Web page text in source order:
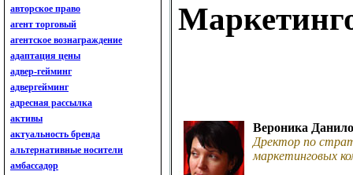
авторское право
агент торговый
агентское вознаграждение
адаптация цены
адвер-гейминг
адвергейминг
адресная рассылка
активы
актуальность бренда
альтернативные носители
амбассадор
Вероника
Дректор по
маркетинговых